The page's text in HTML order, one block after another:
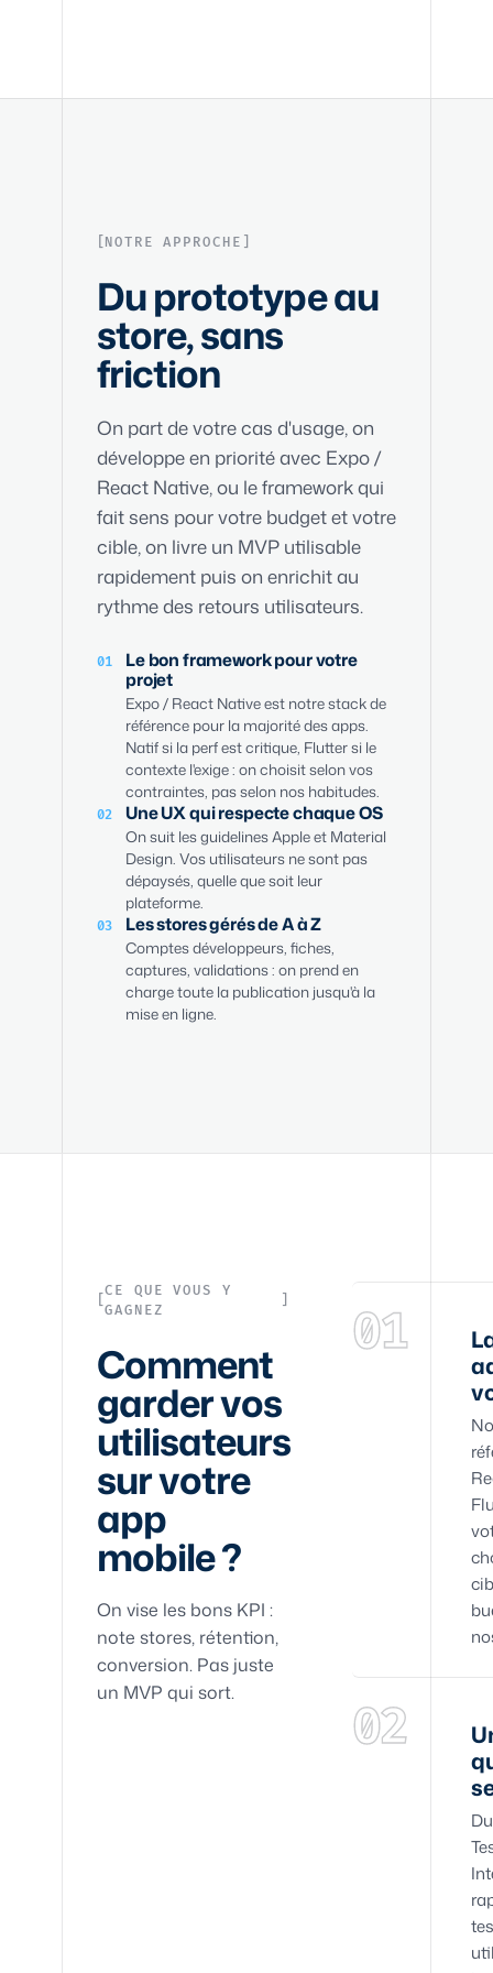
NOTRE APPROCHE
Du prototype au
store, sans
friction
On part de votre cas d'usage, on
développe en priorité avec Expo /
React Native, ou le framework qui
fait sens pour votre budget et votre
cible, on livre un MVP utilisable
rapidement puis on enrichit au
rythme des retours utilisateurs.
01
Le bon framework pour votre
projet
Expo / React Native est notre stack de
référence pour la majorité des apps.
Natif si la perf est critique, Flutter si le
contexte l'exige : on choisit selon vos
contraintes, pas selon nos habitudes.
02 Une UX qui respecte chaque OS
On suit les guidelines Apple et Material
Design. Vos utilisateurs ne sont pas
dépaysés, quelle que soit leur
plateforme.
03 Les stores gérés de A à Z
Comptes développeurs, fiches,
captures, validations : on prend en
charge toute la publication jusqu'à la
mise en ligne.
CE QUE VOUS Y
GAGNEZ
Comment
garder vos
utilisateurs
sur votre
app
mobile ?
On vise les bons KPI :
note stores, rétention,
conversion. Pas juste
un MVP qui sort.
01
02